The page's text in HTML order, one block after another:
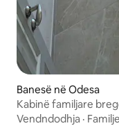
Banesë në Odesa
Kabinë familjare
Vendndodhja · Familje